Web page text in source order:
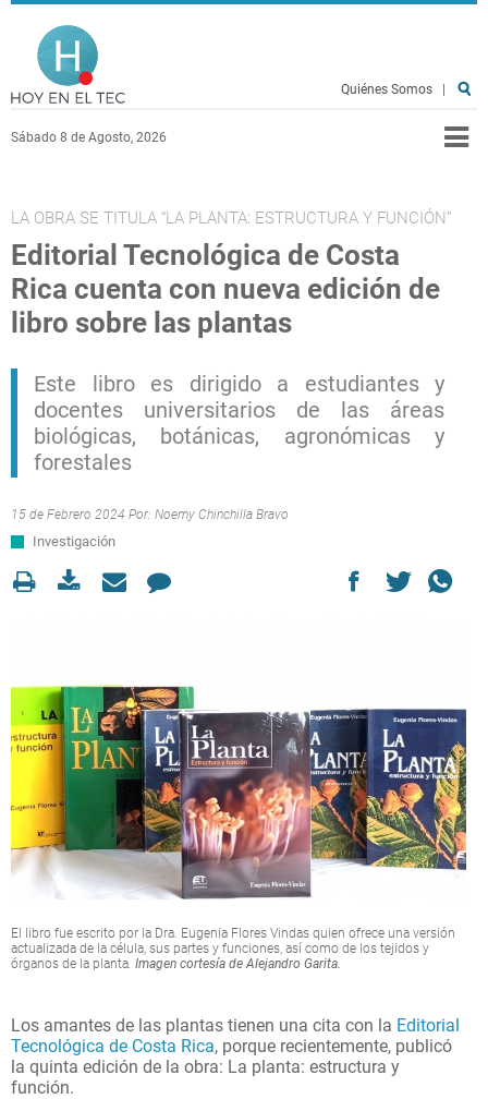
Pasar al contenido principal
Sábado 8 de Agosto, 2026
Quiénes Somos
LA OBRA SE TITULA “LA PLANTA: ESTRUCTURA Y FUNCIÓN”
Editorial Tecnológica de Costa
Rica cuenta con nueva edición de
libro sobre las plantas
Este libro es dirigido a estudiantes y
docentes universitarios de las áreas
biológicas, botánicas, agronómicas y
forestales
15 de Febrero 2024 Por: Noemy Chinchilla Bravo
Investigación
El libro fue escrito por la Dra. Eugenia Flores Vindas quien ofrece una versión
actualizada de la célula, sus partes y funciones, así como de los tejidos y
órganos de la planta. Imagen cortesía de Alejandro Garita.
Los amantes de las plantas tienen una cita con la Editorial
Tecnológica de Costa Rica, porque recientemente, publicó
la quinta edición de la obra: La planta: estructura y
función.